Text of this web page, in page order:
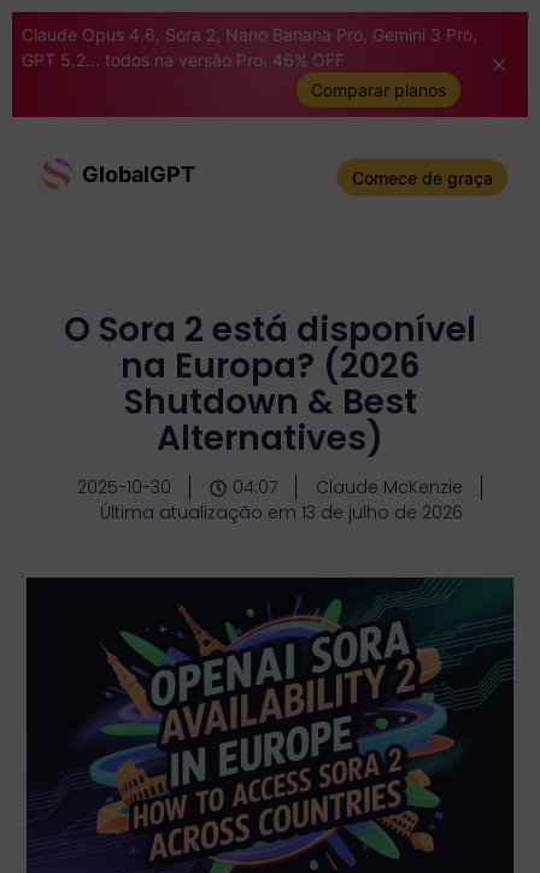
Claude Opus 4.6, Sora 2, Nano Banana Pro, Gemini 3 Pro,
GPT 5.2... todos na versão Pro. 46% OFF
Comparar planos
GlobalGPT Comece de graça
O Sora 2 está disponível
na Europa? (2026
Shutdown & Best
Alternatives)
2025-10-30 04:07
Claude McKenzie
Última atualização em 13 de julho de 2026